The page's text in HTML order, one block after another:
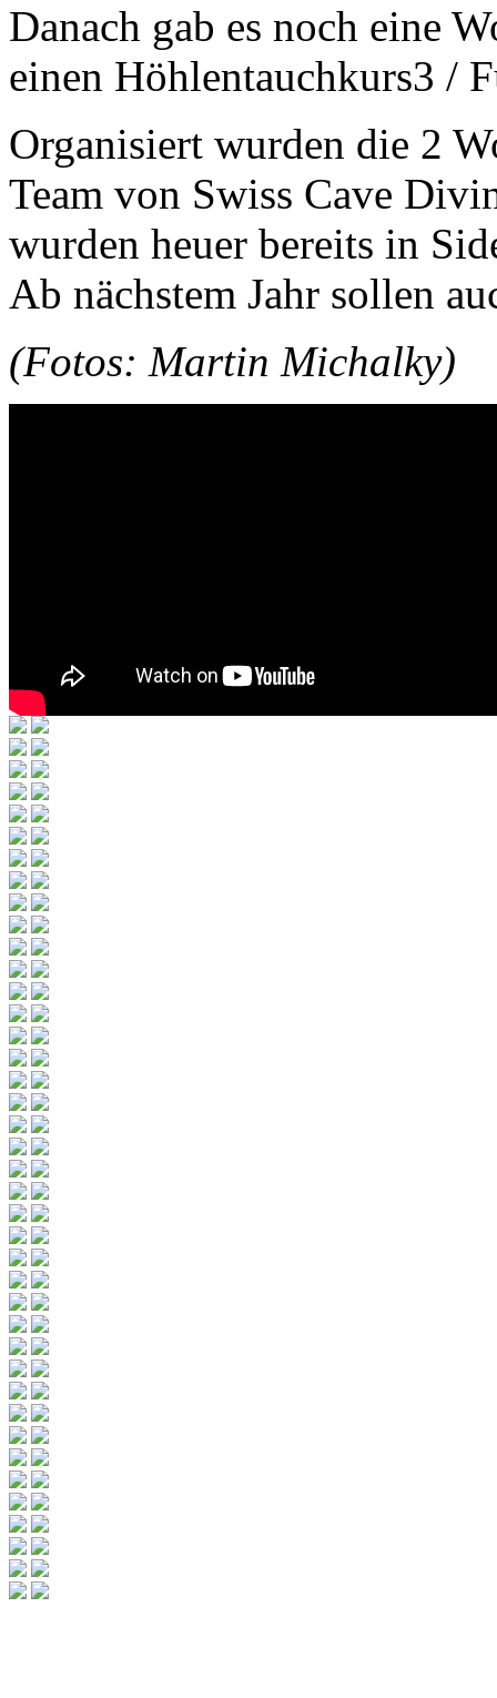
Danach gab es noch eine
einen Höhlentauchkurs3 /
Organisiert wurden die 2
Team von Swiss Cave
wurden heuer bereits in
Ab nächstem Jahr sollen
(Fotos: Martin Michalky)